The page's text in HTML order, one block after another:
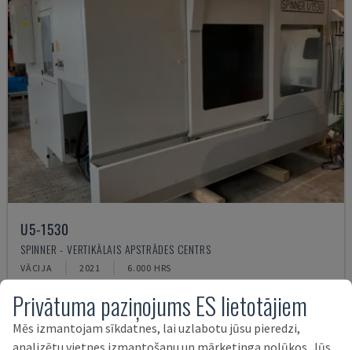
U5-1530
SPINNER - VERTIKĀLAIS APSTRĀDES CENTRS
VĀCIJA 2021 6.000 HRS
145.000 €
Privātuma paziņojums ES lietotājiem
Mēs izmantojam sīkdatnes, lai uzlabotu jūsu pieredzi,
analizētu vietnes izmantošanu un mārketinga nolūkos. Jūs